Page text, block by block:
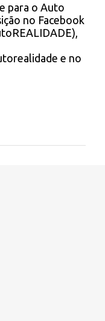
para o Auto
no Facebook
e no